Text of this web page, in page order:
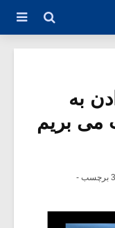
به
می بریم
3 برچسب -